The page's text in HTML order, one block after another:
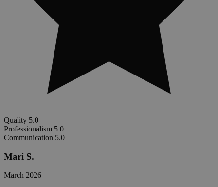
Quality 5.0
Professionalism 5.0
Communication 5.0
Mari S.
March 2026